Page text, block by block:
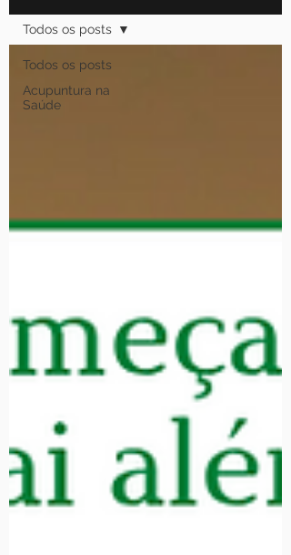
Todos os posts
Acupuntura na
Saúde
Todos os posts